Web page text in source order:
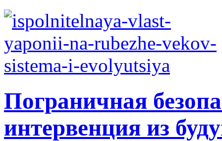
Пограничная
интервенция из